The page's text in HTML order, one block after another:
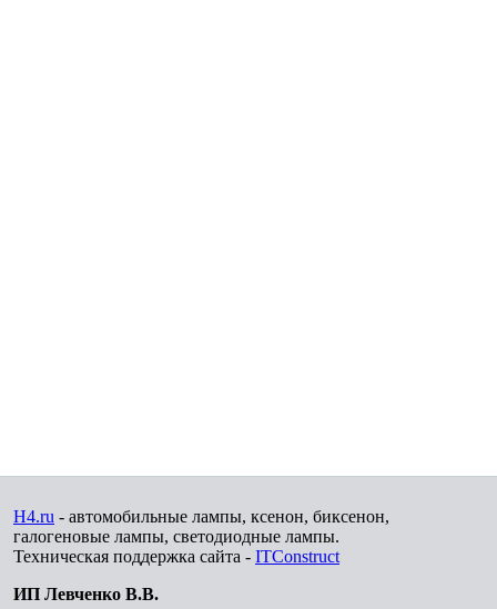
H4.ru - автомобильные лампы, ксенон, биксенон,
галогеновые лампы, светодиодные лампы.
Техническая поддержка сайта - ITConstruct
ИП Левченко В.В.